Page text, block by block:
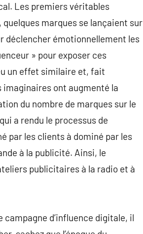
Les premiers véritables
marques se lançaient sur
déclencher émotionnellement les
» pour exposer ces
un effet similaire et, fait
imaginaires ont augmenté la
du nombre de marques sur le
a rendu le processus de
par les clients à dominé par les
à la publicité. Ainsi, le
publicitaires à la radio et à
d’influence digitale, il